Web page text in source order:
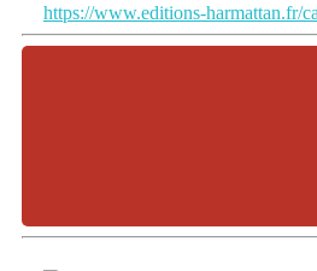
https://www.editions-harmattan.fr/